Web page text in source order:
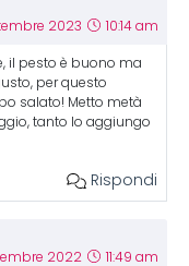
2023 10:14 am
il pesto è buono ma
per questo
salato! Metto metà
tanto lo aggiungo
Rispondi
2022 11:49 am